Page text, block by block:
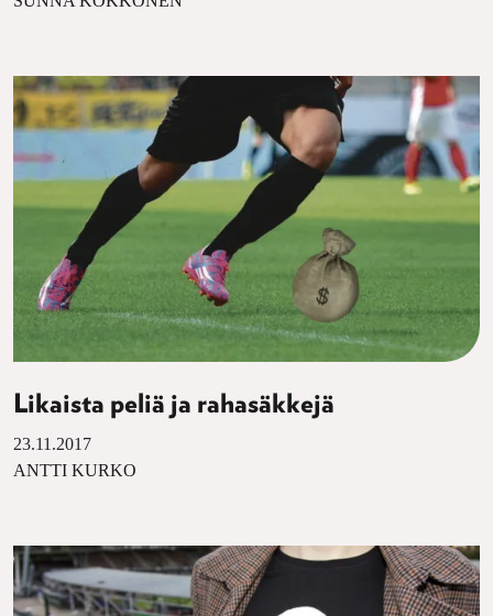
Likaista peliä ja rahasäkkejä
23.11.2017
ANTTI KURKO